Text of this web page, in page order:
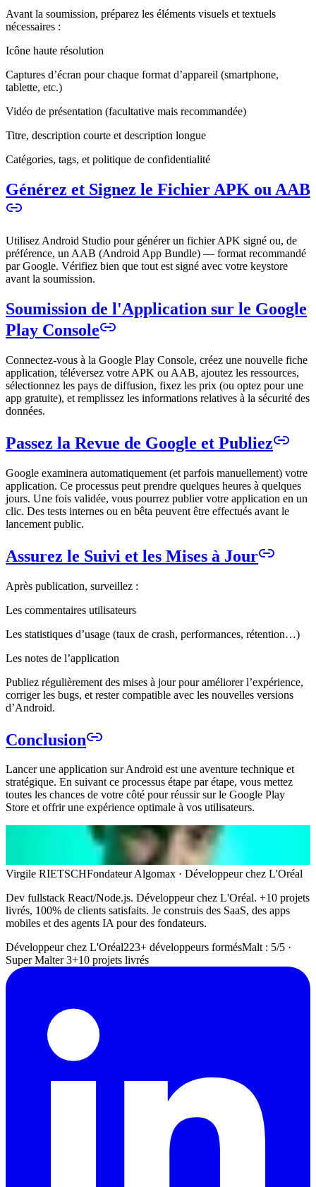
Avant la soumission, préparez les éléments visuels et textuels
nécessaires :
Icône haute résolution
Captures d’écran pour chaque format d’appareil (smartphone,
tablette, etc.)
Vidéo de présentation (facultative mais recommandée)
Titre, description courte et description longue
Catégories, tags, et politique de confidentialité
Générez et Signez le Fichier APK ou AAB
Utilisez Android Studio pour générer un fichier APK signé ou, de
préférence, un AAB (Android App Bundle) — format recommandé
par Google. Vérifiez bien que tout est signé avec votre keystore
avant la soumission.
Soumission de l'Application sur le Google
Play Console
Connectez-vous à la Google Play Console, créez une nouvelle fiche
application, téléversez votre APK ou AAB, ajoutez les ressources,
sélectionnez les pays de diffusion, fixez les prix (ou optez pour une
app gratuite), et remplissez les informations relatives à la sécurité des
données.
Passez la Revue de Google et Publiez
Google examinera automatiquement (et parfois manuellement) votre
application. Ce processus peut prendre quelques heures à quelques
jours. Une fois validée, vous pourrez publier votre application en un
clic. Des tests internes ou en bêta peuvent être effectués avant le
lancement public.
Assurez le Suivi et les Mises à Jour
Après publication, surveillez :
Les commentaires utilisateurs
Les statistiques d’usage (taux de crash, performances, rétention…)
Les notes de l’application
Publiez régulièrement des mises à jour pour améliorer l’expérience,
corriger les bugs, et rester compatible avec les nouvelles versions
d’Android.
Conclusion
Lancer une application sur Android est une aventure technique et
stratégique. En suivant ce processus étape par étape, vous mettez
toutes les chances de votre côté pour réussir sur le Google Play
Store et offrir une expérience optimale à vos utilisateurs.
Virgile RIETSCHFondateur Algomax · Développeur chez L'Oréal
Dev fullstack React/Node.js. Développeur chez L'Oréal. +10 projets
livrés, 100% de clients satisfaits. Je construis des SaaS, des apps
mobiles et des agents IA pour des fondateurs.
Développeur chez L'Oréal223+ développeurs formésMalt : 5/5 ·
Super Malter 3+10 projets livrés